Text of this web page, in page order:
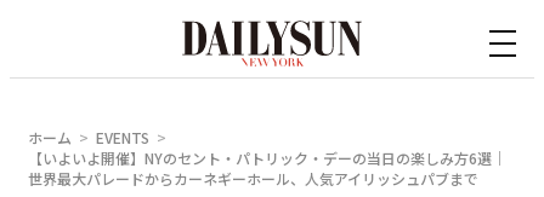
ホーム
EVENTS
【いよいよ開催】NYのセント・パトリック・デーの当日の楽しみ方6選｜
世界最大パレードからカーネギーホール、人気アイリッシュパブまで